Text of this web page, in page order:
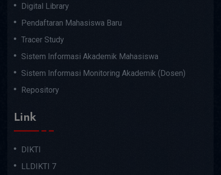
Digital Library
Pendaftaran Mahasiswa Baru
Tracer Study
Sistem Informasi Akademik Mahasiswa
Sistem Informasi Monitoring Akademik (Dosen)
Repository
Link
DIKTI
LLDIKTI 7